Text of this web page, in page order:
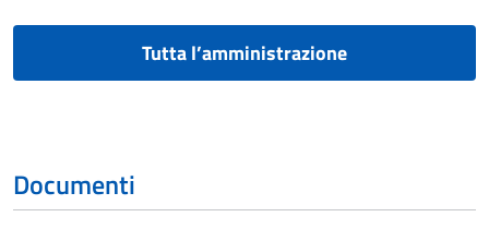
Tutta l’amministrazione
Documenti